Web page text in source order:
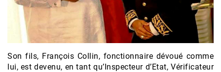
Son fils, François Collin, fonctionnaire dévoué comme
lui, est devenu, en tant qu’Inspecteur d’Etat, Vérificateur